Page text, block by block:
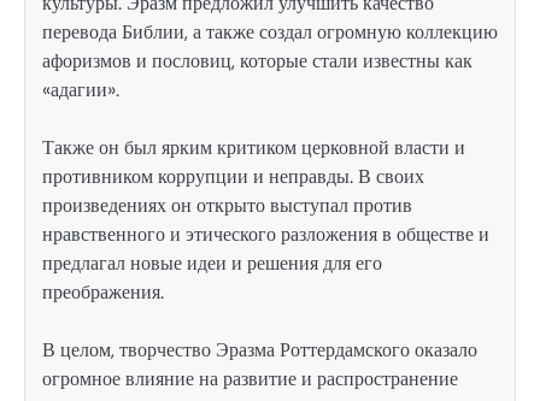
перевода Библии, а также создал огромную коллекцию
афоризмов и пословиц, которые стали известны как
«адагии».
Также он был ярким критиком церковной власти и
противником коррупции и неправды. В своих
произведениях он открыто выступал против
нравственного и этического разложения в обществе и
предлагал новые идеи и решения для его
преображения.
В целом, творчество Эразма Роттердамского оказало
огромное влияние на развитие и распространение